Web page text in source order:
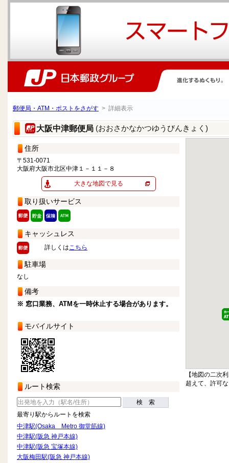
郵便局・ATM・ポストをさがす > 詳細表示
大阪中津郵便局 (おおさかなかつゆうびんきょく)
住所
〒531-0071
大阪府大阪市北区中津１－１１－８
大きな地図で見る
取り扱いサービス
キャッシュレス
詳しくはこちら
駐車場
なし
備考
※ 窓口業務、ATMを一時休止する場合があります。
モバイルサイト
ルート検索
検 索
最寄り駅からルートを検索
中津駅(Osaka Metro 御堂筋線)
中津駅(阪急 神戸本線)
中津駅(阪急 宝塚本線)
大阪梅田駅(阪急 神戸本線)
【地図の二次
超えて、許可